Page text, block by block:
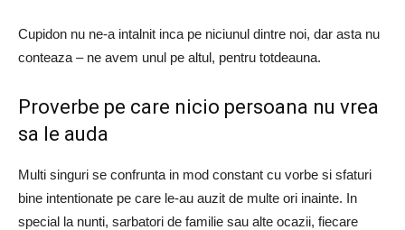
Cupidon nu ne-a intalnit inca pe niciunul dintre noi, dar asta nu
conteaza – ne avem unul pe altul, pentru totdeauna.
Proverbe pe care nicio persoana nu vrea
sa le auda
Multi singuri se confrunta in mod constant cu vorbe si sfaturi
bine intentionate pe care le-au auzit de multe ori inainte. In
special la nunti, sarbatori de familie sau alte ocazii, fiecare